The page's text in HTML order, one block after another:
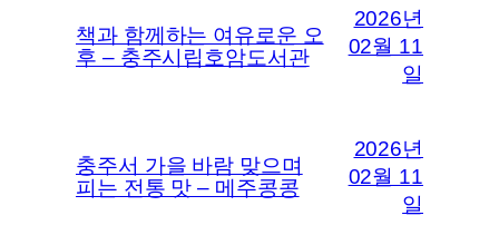
책과 함께하는 여유로운 오
후 – 충주시립호암도서관
2026년
02월 11
일
충주서 가을 바람 맞으며
피는 전통 맛 – 메주콩콩
2026년
02월 11
일